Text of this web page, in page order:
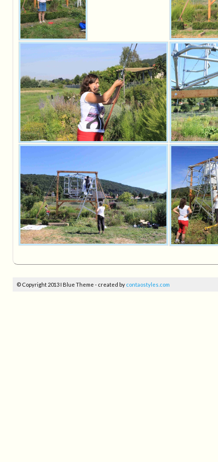
© Copyright 2013 I Blue Theme - created by contaostyles.com